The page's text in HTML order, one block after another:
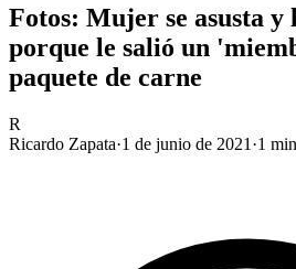
Fotos: Mujer se asusta
porque le salió un
paquete de carne
R
Ricardo Zapata·1 de junio de 2021 ·1